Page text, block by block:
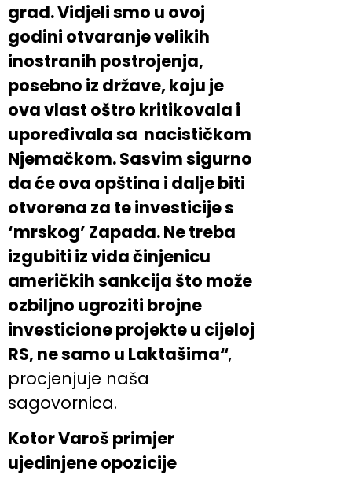
grad. Vidjeli smo u ovoj
godini otvaranje velikih
inostranih postrojenja,
posebno iz države, koju je
ova vlast oštro kritikovala i
upoređivala sa nacističkom
Njemačkom. Sasvim sigurno
da će ova opština i dalje biti
otvorena za te investicije s
‘mrskog’ Zapada. Ne treba
izgubiti iz vida činjenicu
američkih sankcija što može
ozbiljno ugroziti brojne
investicione projekte u cijeloj
RS, ne samo u Laktašima“,
procjenjuje naša
sagovornica.
Kotor Varoš primjer
ujedinjene opozicije